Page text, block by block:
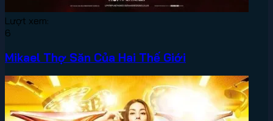
Lượt xem:
6
Mikael Thợ Săn Của Hai Thế Giới